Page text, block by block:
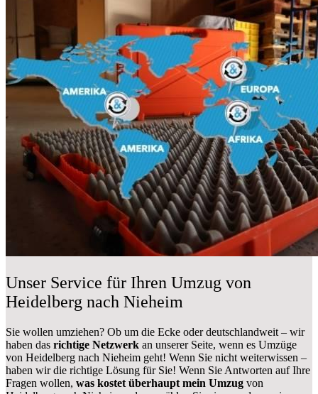
Unser Service für Ihren Umzug von
Heidelberg nach Nieheim
Sie wollen umziehen? Ob um die Ecke oder deutschlandweit – wir
haben das richtige Netzwerk an unserer Seite, wenn es Umzüge
von Heidelberg nach Nieheim geht! Wenn Sie nicht weiterwissen –
haben wir die richtige Lösung für Sie! Wenn Sie Antworten auf Ihre
Fragen wollen, was kostet überhaupt mein Umzug von